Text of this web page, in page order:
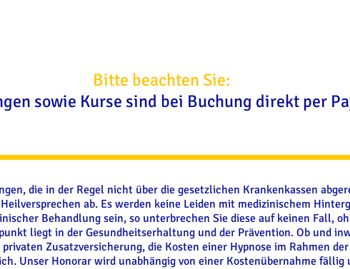
Bitte beachten Sie:
sowie Kurse sind bei Buchung direkt per
die in der Regel nicht über die gesetzlichen Krankenkassen
ab. Es werden keine Leiden mit medizinischem
Behandlung sein, so unterbrechen Sie diese auf keinen Fall,
liegt in der Gesundheitserhaltung und der Prävention. Ob und
Zusatzversicherung, die Kosten einer Hypnose im Rahmen
Unser Honorar wird unabhängig von einer Kostenübernahme